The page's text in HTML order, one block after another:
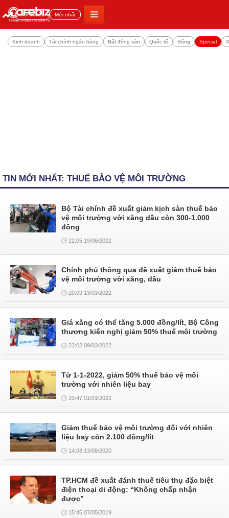
Đọc nhiều Mới nhất
Kinh doanh Tài chính ngân hàng Bất động sản Quốc tế Sống Special
TIN MỚI NHẤT: THUẾ BẢO VỆ MÔI TRƯỜNG
Bộ Tài chính đề xuất giảm kịch sàn thuế bảo
vệ môi trường với xăng dầu còn 300-1.000
đồng
22:05 19/06/2022
Chính phủ thông qua đề xuất giảm thuế bảo
vệ môi trường với xăng, dầu
20:09 13/03/2022
Giá xăng có thể tăng 5.000 đồng/lít, Bộ Công
thương kiến nghị giảm 50% thuế môi trường
23:02 09/03/2022
Từ 1-1-2022, giảm 50% thuế bảo vệ môi
trường với nhiên liệu bay
20:47 01/01/2022
Giảm thuế bảo vệ môi trường đối với nhiên
liệu bay còn 2.100 đồng/lít
14:08 13/08/2020
TP.HCM đề xuất đánh thuế tiêu thụ đặc biệt
điện thoại di động: “Không chấp nhận
được”
15:45 07/05/2019